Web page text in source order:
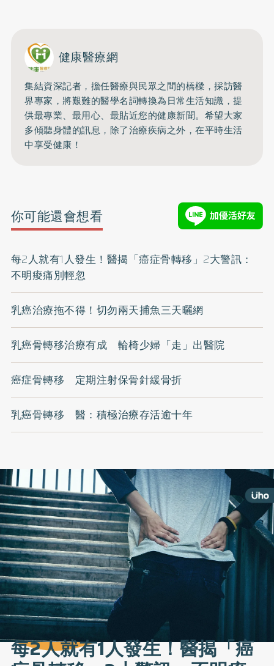
健康醫療網
集結資深記者，擔任醫療與民眾之間的橋樑，採訪醫
界專家，將艱難的醫學名詞轉換為日常生活知識，提
供最專業、最用心、最貼近您的健康新聞。希望大家
多傾聽身體的訊息，除了治療疾病之外，在平時生活
中享受健康！
你可能還會想看
每2人就有1人發生！醫揭「癌症骨轉移」2大警訊：
不明痠痛別輕忽
乳癌治療拖不得！切勿兩天捕魚三天曬網
乳癌骨轉移治療有成 輪椅少婦「走」出醫院
癌症骨轉移 定期注射保骨針緩骨折
乳癌骨轉移 醫：積極治療存活逾十年
每2人就有1人發生！醫揭「癌